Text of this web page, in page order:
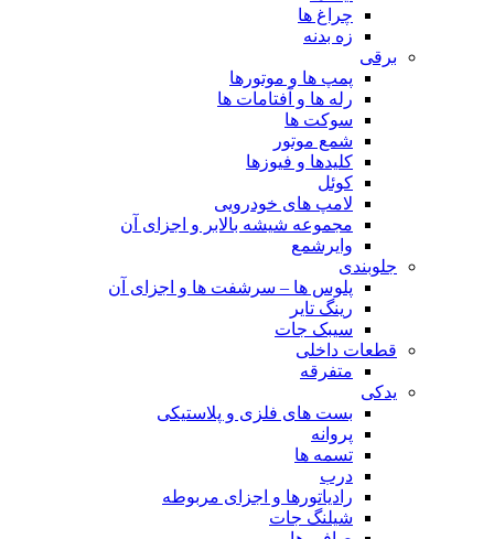
چراغ ها
زه بدنه
برقی
پمپ ها و موتورها
رله ها و آفتامات ها
سوکت ها
شمع موتور
کلیدها و فیوزها
کوئل
لامپ های خودرویی
مجموعه شیشه بالابر و اجزای آن
وایرشمع
جلوبندی
پلوس ها – سرشفت ها و اجزای آن
رینگ تایر
سیبک جات
قطعات داخلی
متفرقه
یدکی
بست های فلزی و پلاستیکی
پروانه
تسمه ها
درب
رادیاتورها و اجزای مربوطه
شیلنگ جات